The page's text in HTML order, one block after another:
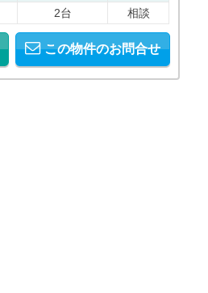
2台 相談
この物件のお問合せ